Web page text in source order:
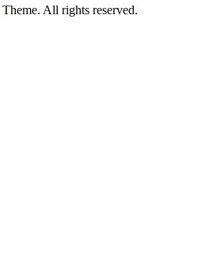
Theme. All rights reserved.